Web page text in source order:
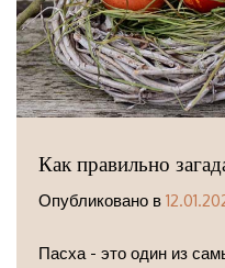
Как правильно
Опубликовано в
Пасха - это один из